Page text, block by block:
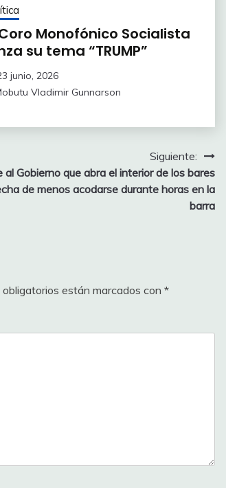
Monofónico Socialista
su tema “TRUMP”
junio, 2026
Vladimir Gunnarson
Siguiente:
al Gobierno que abra el interior de los bares
de menos acodarse durante horas en la
barra
están marcados con *